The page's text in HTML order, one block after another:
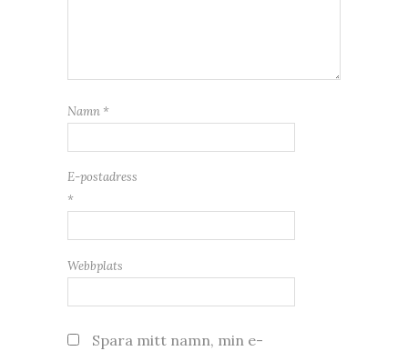
Namn *
E-postadress
*
Webbplats
Spara mitt namn, min e-